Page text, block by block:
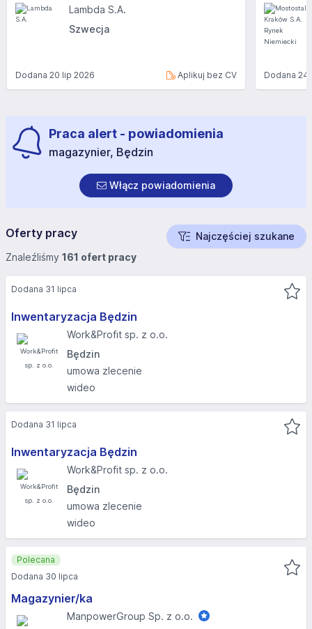
Lambda S.A.
Szwecja
Dodana 20 lip 2026 Aplikuj bez CV Dodana24
Praca alert - powiadomienia
magazynier, Będzin
Włącz powiadomienia
Oferty pracy
Najczęściej szukane
Znaleźliśmy 161 ofert pracy
Inwentaryzacja Będzin
Work&Profit sp. z o.o.
Będzin
umowa zlecenie
wideo
Dodana 31 lipca
Inwentaryzacja Będzin
Work&Profit sp. z o.o.
Będzin
umowa zlecenie
wideo
Dodana 31 lipca
Magazynier/ka
ManpowerGroup Sp. z o.o.
Polecana
Dodana 30 lipca